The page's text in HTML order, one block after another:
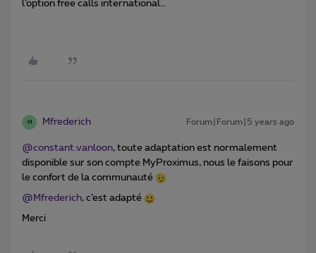
l’option free calls international…
M Mfrederich Forum|Forum|5 years ago
@constant.vanloon, toute adaptation est normalement
disponible sur son compte MyProximus, nous le faisons pour
le confort de la communauté
@Mfrederich, c’est adapté
Merci